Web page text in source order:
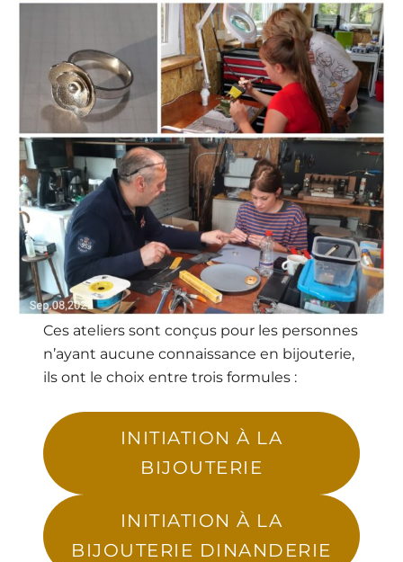
Ces ateliers sont conçus pour les personnes
n’ayant aucune connaissance en bijouterie,
ils ont le choix entre trois formules :
INITIATION À LA
BIJOUTERIE
INITIATION À LA
BIJOUTERIE DINANDERIE